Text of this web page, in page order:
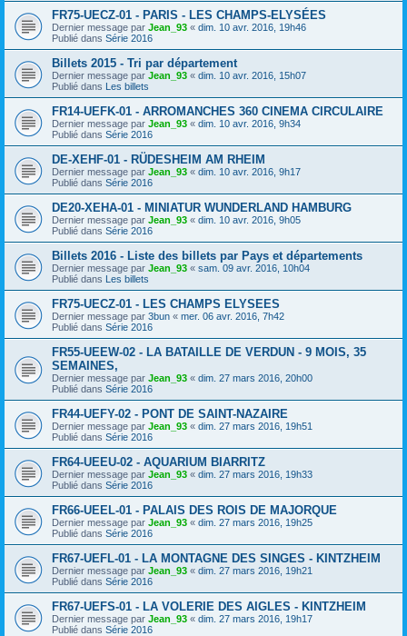
FR75-UECZ-01 - PARIS - LES CHAMPS-ELYSÉES
Dernier message par Jean_93 « dim. 10 avr. 2016, 19h46
Publié dans Série 2016
Billets 2015 - Tri par département
Dernier message par Jean_93 « dim. 10 avr. 2016, 15h07
Publié dans Les billets
FR14-UEFK-01 - ARROMANCHES 360 CINEMA CIRCULAIRE
Dernier message par Jean_93 « dim. 10 avr. 2016, 9h34
Publié dans Série 2016
DE-XEHF-01 - RÜDESHEIM AM RHEIM
Dernier message par Jean_93 « dim. 10 avr. 2016, 9h17
Publié dans Série 2016
DE20-XEHA-01 - MINIATUR WUNDERLAND HAMBURG
Dernier message par Jean_93 « dim. 10 avr. 2016, 9h05
Publié dans Série 2016
Billets 2016 - Liste des billets par Pays et départements
Dernier message par Jean_93 « sam. 09 avr. 2016, 10h04
Publié dans Les billets
FR75-UECZ-01 - LES CHAMPS ELYSEES
Dernier message par 3bun « mer. 06 avr. 2016, 7h42
Publié dans Série 2016
FR55-UEEW-02 - LA BATAILLE DE VERDUN - 9 MOIS, 35
SEMAINES,
Dernier message par Jean_93 « dim. 27 mars 2016, 20h00
Publié dans Série 2016
FR44-UEFY-02 - PONT DE SAINT-NAZAIRE
Dernier message par Jean_93 « dim. 27 mars 2016, 19h51
Publié dans Série 2016
FR64-UEEU-02 - AQUARIUM BIARRITZ
Dernier message par Jean_93 « dim. 27 mars 2016, 19h33
Publié dans Série 2016
FR66-UEEL-01 - PALAIS DES ROIS DE MAJORQUE
Dernier message par Jean_93 « dim. 27 mars 2016, 19h25
Publié dans Série 2016
FR67-UEFL-01 - LA MONTAGNE DES SINGES - KINTZHEIM
Dernier message par Jean_93 « dim. 27 mars 2016, 19h21
Publié dans Série 2016
FR67-UEFS-01 - LA VOLERIE DES AIGLES - KINTZHEIM
Dernier message par Jean_93 « dim. 27 mars 2016, 19h17
Publié dans Série 2016